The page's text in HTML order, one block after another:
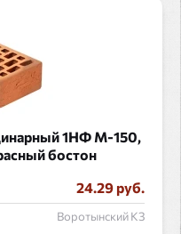
1НФ М-150,
бостон
24.29 руб.
Воротынский КЗ